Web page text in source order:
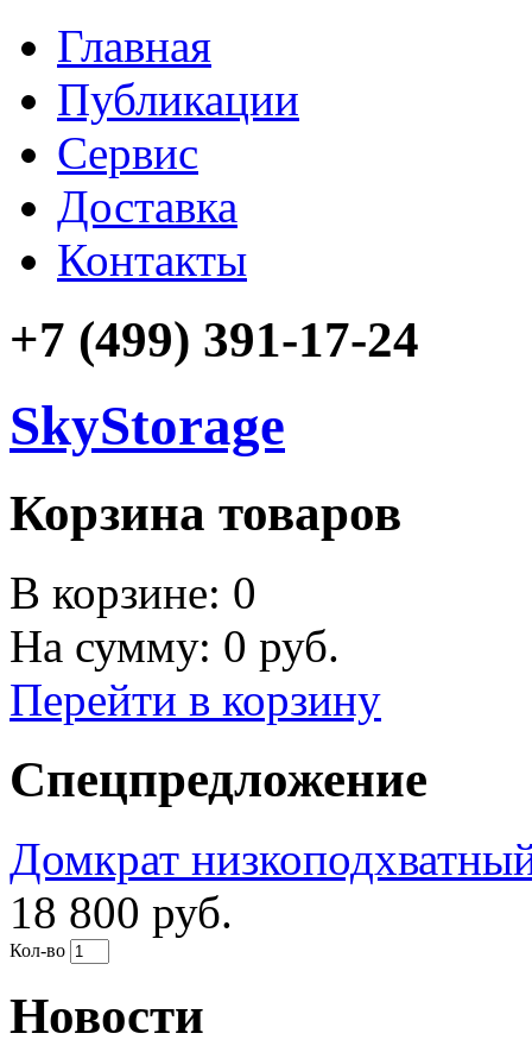
Главная
Публикации
Сервис
Доставка
Контакты
+7 (499) 391-17-24
SkyStorage
Корзина товаров
В корзине: 0
На сумму: 0 руб.
Перейти в корзину
Спецпредложение
Домкрат
18 800 руб.
Кол-во
Новости